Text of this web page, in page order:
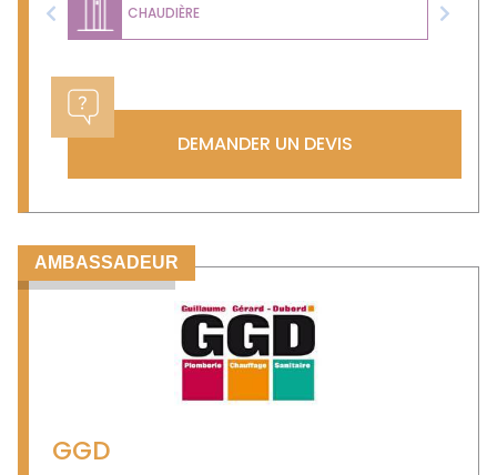
CHAUDIÈRE
Previous Next
DEMANDER UN DEVIS
AMBASSADEUR
GGD